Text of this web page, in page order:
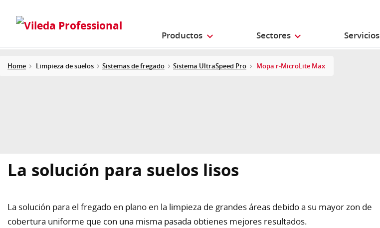
Productos Sectores Servicios
Home Limpieza de suelos Sistemas de fregado Sistema UltraSpeed Pro Mopa r-MicroLite Max
La solución para suelos lisos
La solución para el fregado en plano en la limpieza de grandes áreas debido a su mayor zon de
cobertura uniforme que con una misma pasada obtienes mejores resultados.